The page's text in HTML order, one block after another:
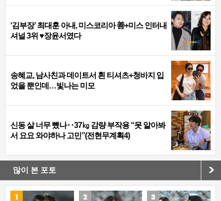
‘김부장’ 최대훈 아내, 미스코리아 善+미스 인터내
셔널 3위 ♥장윤서였다
송혜교, 남사친과 데이트서 흰 티셔츠+청바지 입
었을 뿐인데…빛나는 미모
신동 살 너무 뺐나‥37㎏ 감량 부작용 “못 알아봐
서 요요 와야하나 고민”(전현무계획4)
많이 본 포토